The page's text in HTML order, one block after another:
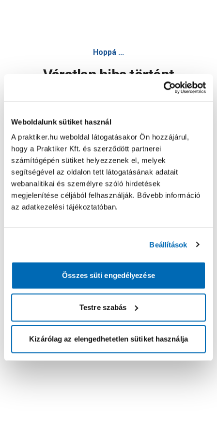
Weboldalunk sütiket használ
A praktiker.hu weboldal látogatásakor Ön hozzájárul,
hogy a Praktiker Kft. és szerződött partnerei
számítógépén sütiket helyezzenek el, melyek
segítségével az oldalon tett látogatásának adatait
webanalitikai és személyre szóló hirdetések
megjelenítése céljából felhasználják. Bővebb információ
az adatkezelési tájékoztatóban.
Beállítások
Összes süti engedélyezése
Testre szabás
Kizárólag az elengedhetetlen sütiket használja
Hoppá ...
Váratlan hiba történt
Oldal újratöltése